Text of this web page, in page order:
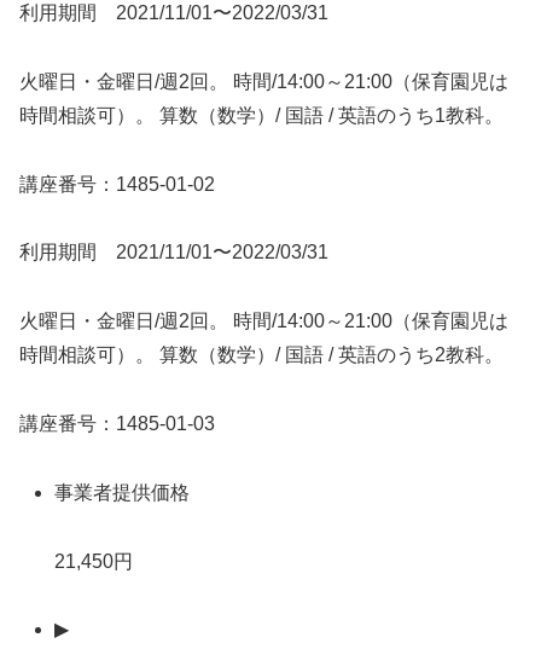
利用期間 2021/11/01〜2022/03/31
火曜日・金曜日/週2回。 時間/14:00～21:00（保育園児は
時間相談可）。 算数（数学）/ 国語 / 英語のうち1教科。
講座番号：1485-01-02
利用期間 2021/11/01〜2022/03/31
火曜日・金曜日/週2回。 時間/14:00～21:00（保育園児は
時間相談可）。 算数（数学）/ 国語 / 英語のうち2教科。
講座番号：1485-01-03
事業者提供価格
21,450円
▶